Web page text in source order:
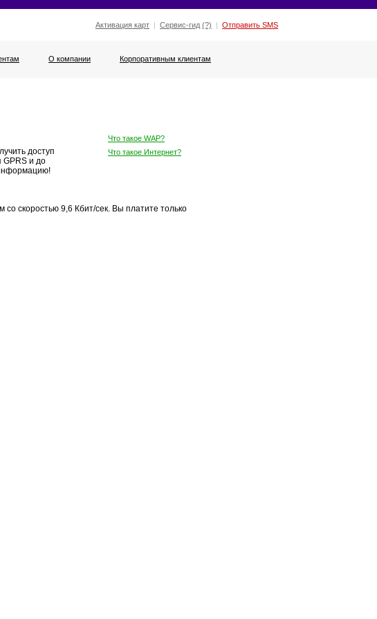
Активация карт |Сервис-гид (?) |Отправить SMS
О компании Корпоративным клиентам
Что такое WAP?
Что такое Интернет?
доступ
GPRS и до
со скоростью 9,6 Кбит/сек. Вы платите только